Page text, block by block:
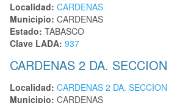
Localidad: CARDENAS
Municipio: CARDENAS
Estado: TABASCO
Clave LADA: 937
CARDENAS 2 DA. SECCION
Localidad: CARDENAS 2 DA. SECCION
Municipio: CARDENAS